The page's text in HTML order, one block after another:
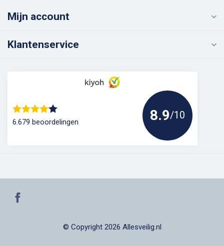
Mijn account
Klantenservice
6.679 beoordelingen 8.9/10
© Copyright 2026 Allesveilig.nl